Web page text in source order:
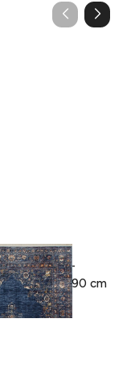
ALT 01 -
Navy, 100% poliester, 130 x 190 cm